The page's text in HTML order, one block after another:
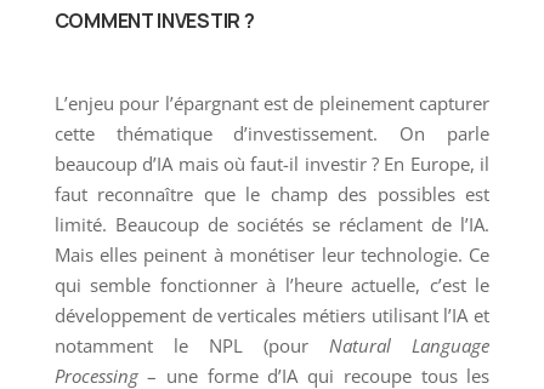
COMMENT INVESTIR ?
L’enjeu pour l’épargnant est de pleinement capturer
cette thématique d’investissement. On parle
beaucoup d’IA mais où faut-il investir ? En Europe, il
faut reconnaître que le champ des possibles est
limité. Beaucoup de sociétés se réclament de l’IA.
Mais elles peinent à monétiser leur technologie. Ce
qui semble fonctionner à l’heure actuelle, c’est le
développement de verticales métiers utilisant l’IA et
notamment le NPL (pour Natural Language
Processing– une forme d’IA qui recoupe tous les